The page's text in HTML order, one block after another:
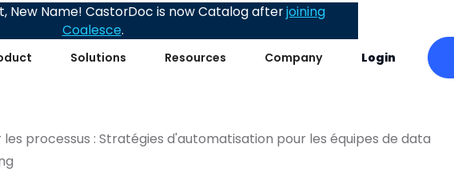
Solutions Resources Company Login
New Name! CastorDoc is now Catalog afterjoining
Coalesce.
processus : Stratégies d'automatisation pour les équipes de data